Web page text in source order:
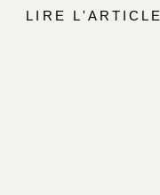
LIRE L'ARTICLE